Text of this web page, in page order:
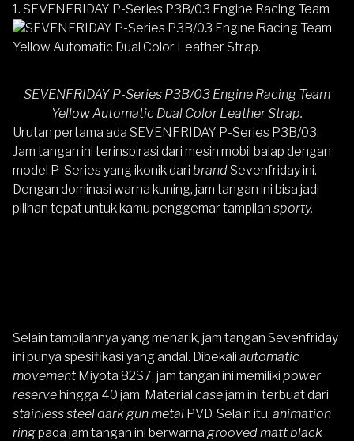
1. SEVENFRIDAY P-Series P3B/03 Engine Racing Team
SEVENFRIDAY P-Series P3B/03 Engine Racing Team
Yellow Automatic Dual Color Leather Strap.
Urutan pertama ada SEVENFRIDAY P-Series P3B/03.
Jam tangan ini terinspirasi dari mesin mobil balap dengan
model P-Series yang ikonik dari brand Sevenfriday ini.
Dengan dominasi warna kuning, jam tangan ini bisa jadi
pilihan tepat untuk kamu penggemar tampilan sporty.
Selain tampilannya yang menarik, jam tangan Sevenfriday
ini punya spesifikasi yang andal. Dibekali automatic
movement Miyota 82S7, jam tangan ini memiliki power
reservehingga 40 jam. Material casejam ini terbuat dari
stainless steel dark gun metal PVD. Selain itu, animation
ringpada jam tangan ini berwarna grooved matt black